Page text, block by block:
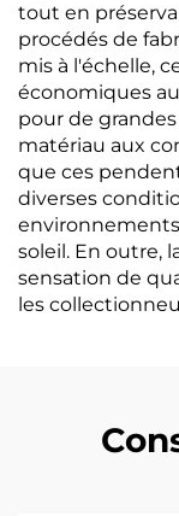
tout en
procédés de
mis à l'échelle,
économiques
pour de
matériau aux
que ces
diverses
soleil. En outre,
sensation de
les